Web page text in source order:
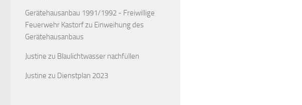
Gerätehausanbau 1991/1992 - Freiwillige
Feuerwehr Kastorfzu Einweihung des
Gerätehausanbaus
Justine zu Blaulichtwasser nachfüllen
Justine zu Dienstplan 2023